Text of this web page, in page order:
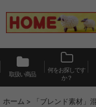
取扱い商品
何をお探しです
か？
ホーム > 「ブレンド素材」